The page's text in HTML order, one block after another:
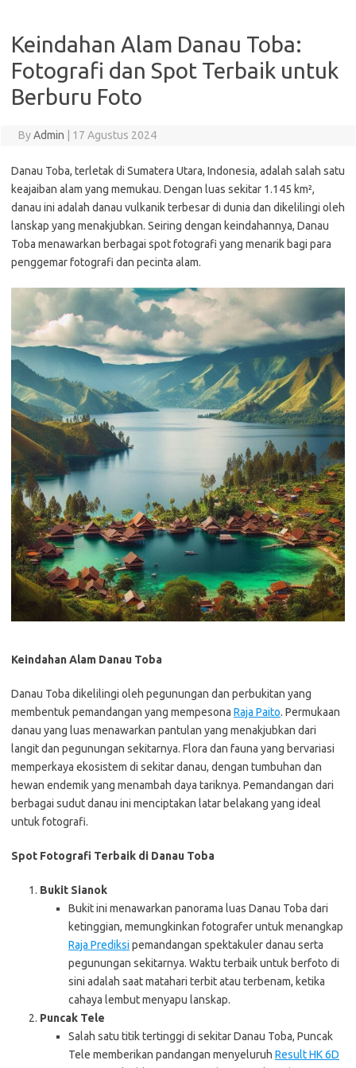
Keindahan Alam Danau Toba:
Fotografi dan Spot Terbaik untuk
Berburu Foto
ByAdmin 17 Agustus 2024
Danau Toba, terletak di Sumatera Utara, Indonesia, adalah salah satu
keajaiban alam yang memukau. Dengan luas sekitar 1.145 km²,
danau ini adalah danau vulkanik terbesar di dunia dan dikelilingi oleh
lanskap yang menakjubkan. Seiring dengan keindahannya, Danau
Toba menawarkan berbagai spot fotografi yang menarik bagi para
penggemar fotografi dan pecinta alam.
Keindahan Alam Danau Toba
Danau Toba dikelilingi oleh pegunungan dan perbukitan yang
membentuk pemandangan yang mempesona Raja Paito. Permukaan
danau yang luas menawarkan pantulan yang menakjubkan dari
langit dan pegunungan sekitarnya. Flora dan fauna yang bervariasi
memperkaya ekosistem di sekitar danau, dengan tumbuhan dan
hewan endemik yang menambah daya tariknya. Pemandangan dari
berbagai sudut danau ini menciptakan latar belakang yang ideal
untuk fotografi.
Spot Fotografi Terbaik di Danau Toba
Bukit Sianok
Bukit ini menawarkan panorama luas Danau Toba dari
ketinggian, memungkinkan fotografer untuk menangkap
Raja Prediksi pemandangan spektakuler danau serta
pegunungan sekitarnya. Waktu terbaik untuk berfoto di
sini adalah saat matahari terbit atau terbenam, ketika
cahaya lembut menyapu lanskap.
Puncak Tele
Salah satu titik tertinggi di sekitar Danau Toba, Puncak
Tele memberikan pandangan menyeluruh Result HK 6D